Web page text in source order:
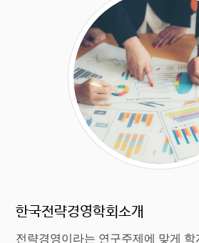
한국전략경영학회소개
전략경영이라는 연구주제에 맞게 학